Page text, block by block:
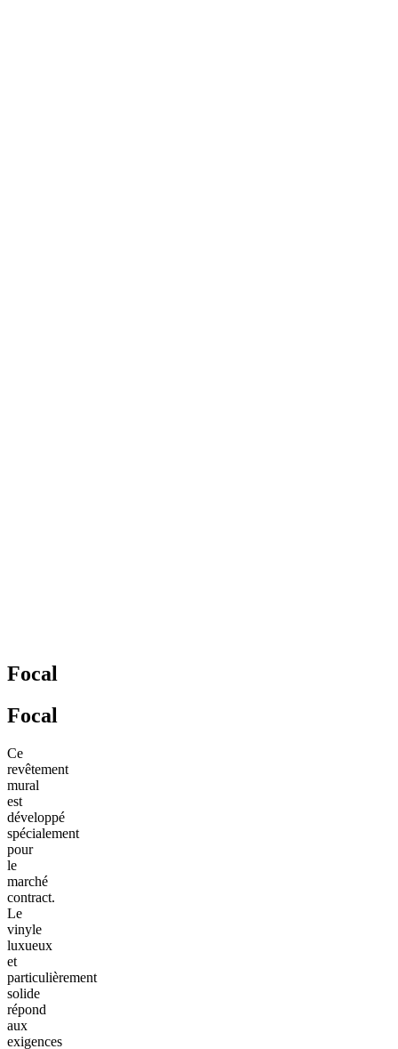
Focal
Focal
Ce
revêtement
mural
est
développé
spécialement
pour
le
marché
contract.
Le
vinyle
luxueux
et
particulièrement
solide
répond
aux
exigences